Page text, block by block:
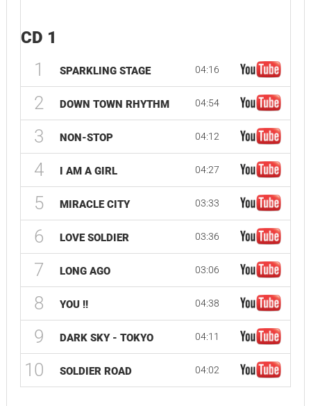
CD 1
1 SPARKLING STAGE 04:16
2 DOWN TOWN RHYTHM 04:54
3 NON-STOP 04:12
4 I AM A GIRL 04:27
5 MIRACLE CITY 03:33
6 LOVE SOLDIER 03:36
7 LONG AGO 03:06
8 YOU !! 04:38
9 DARK SKY - TOKYO 04:11
10 SOLDIER ROAD 04:02